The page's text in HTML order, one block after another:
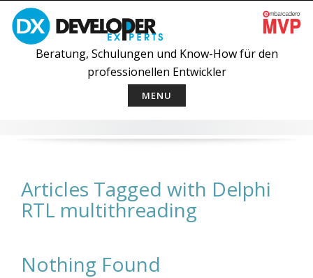
content
Beratung, Schulungen und Know-How für den
professionellen Entwickler
MENU
Articles Tagged with Delphi
RTL multithreading
Nothing Found